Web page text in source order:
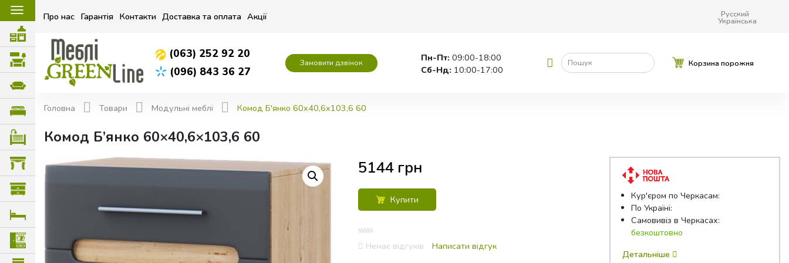
Про нас Гарантія Контакти Доставка та оплата Акції Русский
Українська
(063) 252 92 20
(096) 843 36 27
Замовити дзвінок Пн-Пт: 09:00-18:00
Сб-Нд: 10:00-17:00
Пошук Корзина порожня
☰
Головна Товари Модульні меблі Комод Б'янко 60x40,6x103,6 60
Комод Б’янко 60×40,6×103,6 60
5144 грн
Купити
0
outНемає відгуків Написати відгук
Кур'єром по Черкасам:
По Україні:
Самовивіз в Черкасах:
безкоштовно
Детальніше